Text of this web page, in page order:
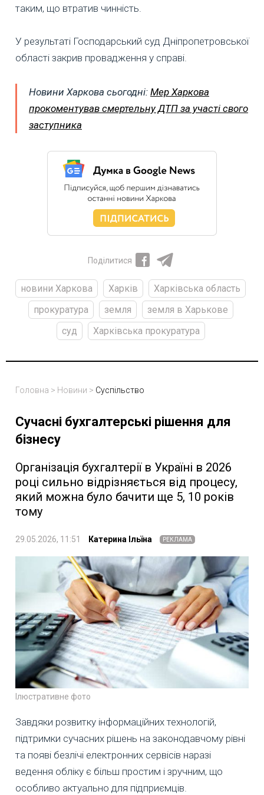
таким, що втратив чинність.
У результаті Господарський суд Дніпропетровської
області закрив провадження у справі.
Новини Харкова сьогодні: Мер Харкова
прокоментував смертельну ДТП за участі свого
заступника
Поділитися
новини Харкова Харків
Харківська область
прокуратура
земля
земля в Харькове
суд
Харківська прокуратура
Головна > Новини > Суспільство
Сучасні бухгалтерські рішення для
бізнесу
Організація бухгалтерії в Україні в 2026
році сильно відрізняється від процесу,
який можна було бачити ще 5, 10 років
тому
29.05.2026, 11:51 Катерина Ільїна РЕКЛАМА
Ілюстративне фото
Завдяки розвитку інформаційних технологій,
підтримки сучасних рішень на законодавчому рівні
та появі безлічі електронних сервісів наразі
ведення обліку є більш простим і зручним, що
особливо актуально для підприємців.